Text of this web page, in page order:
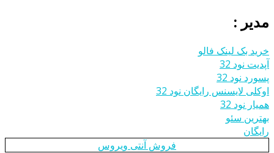
مدیر :
خرید بک لینک فالو
آپدیت نود 32
پسورد نود 32
اوکلی لایسنس رایگان نود 32
همیار نود 32
بهترین سئو
رایگان
فروش آنتی ویروس